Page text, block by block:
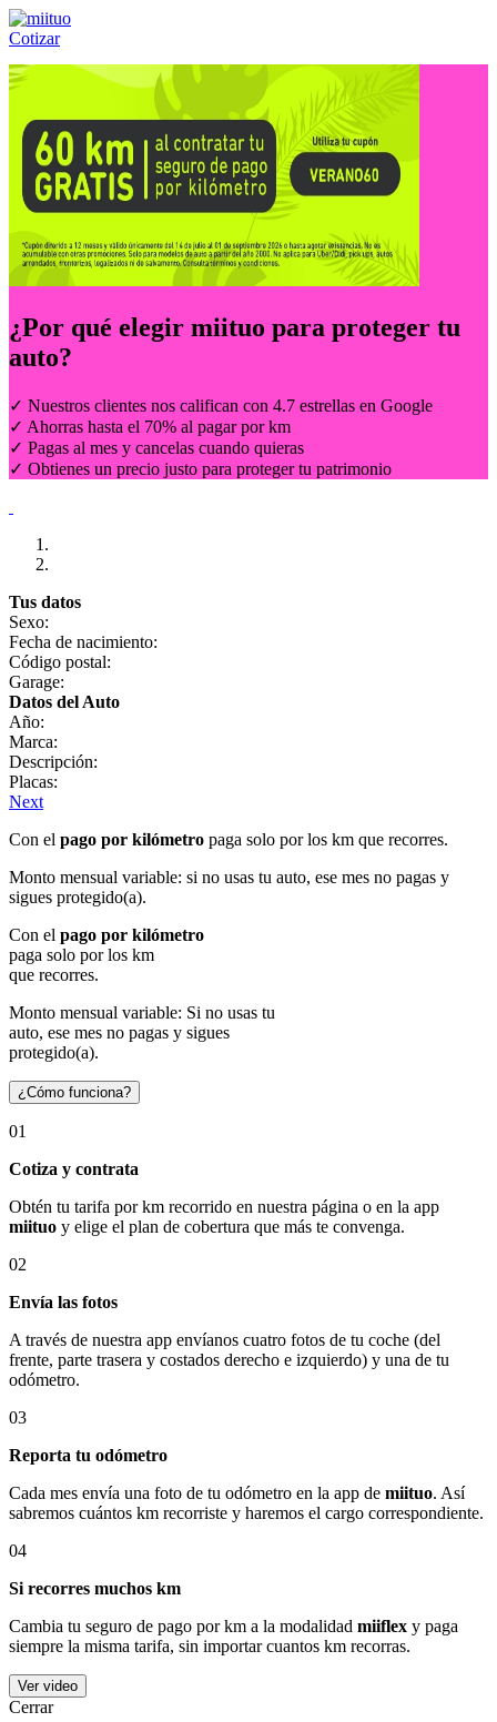
Cotizar
Llámanos al:(55) 84-21-05-00 ó
¿Por qué elegir miituo para proteger tu
auto?
✓ Nuestros clientes nos califican con 4.7 estrellas en Google
✓ Ahorras hasta el 70% al pagar por km
✓ Pagas al mes y cancelas cuando quieras
✓ Obtienes un precio justo para proteger tu patrimonio
Tus datos
Sexo:
Fecha de nacimiento:
Código postal:
Garage:
Datos del Auto
Año:
Marca:
Descripción:
Placas:
Next
Con el pago por kilómetro paga solo por los km que recorres.
Monto mensual variable: si no usas tu auto, ese mes no pagas y
sigues protegido(a).
Con el pago por kilómetro
paga solo por los km
que recorres.
Monto mensual variable: Si no usas tu
auto, ese mes no pagas y sigues
protegido(a).
¿Cómo funciona?
01
Cotiza y contrata
Obtén tu tarifa por km recorrido en nuestra página o en la app
miituo y elige el plan de cobertura que más te convenga.
02
Envía las fotos
A través de nuestra app envíanos cuatro fotos de tu coche (del
frente, parte trasera y costados derecho e izquierdo) y una de tu
odómetro.
03
Reporta tu odómetro
Cada mes envía una foto de tu odómetro en la app de miituo. Así
sabremos cuántos km recorriste y haremos el cargo correspondiente.
04
Si recorres muchos km
Cambia tu seguro de pago por km a la modalidad miiflex y paga
siempre la misma tarifa, sin importar cuantos km recorras.
Ver video
Cerrar